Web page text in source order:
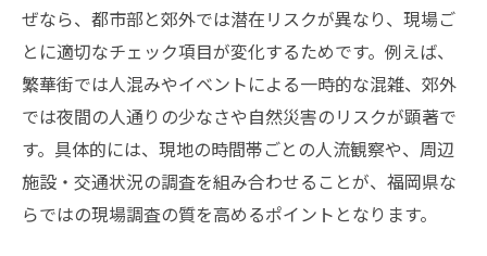
ぜなら、都市部と郊外では潜在リスクが異なり、現場ご
とに適切なチェック項目が変化するためです。例えば、
繁華街では人混みやイベントによる一時的な混雑、郊外
では夜間の人通りの少なさや自然災害のリスクが顕著で
す。具体的には、現地の時間帯ごとの人流観察や、周辺
施設・交通状況の調査を組み合わせることが、福岡県な
らではの現場調査の質を高めるポイントとなります。